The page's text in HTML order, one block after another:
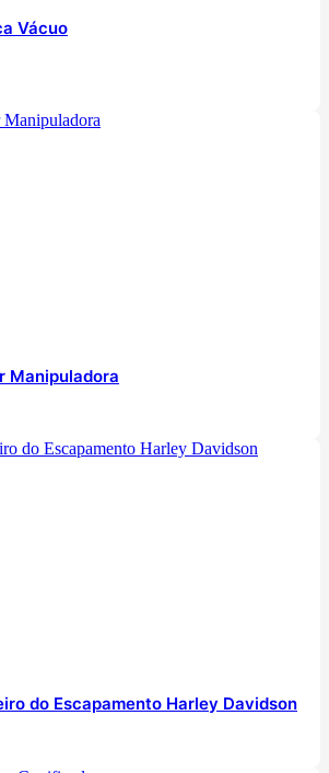
Vácuo
Manipuladora
do Escapamento Harley Davidson